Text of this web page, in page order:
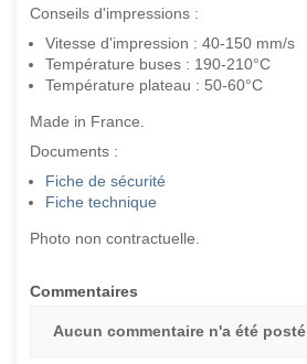
Conseils d'impressions :
Vitesse d'impression : 40-150 mm/s
Température buses : 190-210°C
Température plateau : 50-60°C
Made in France.
Documents :
Fiche de sécurité
Fiche technique
Photo non contractuelle.
Commentaires
Aucun commentaire n'a été posté